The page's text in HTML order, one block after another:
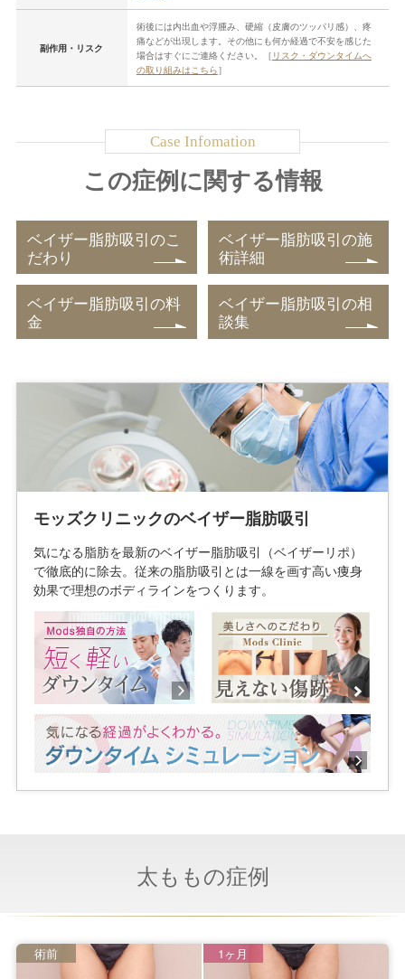
副作用・リスク
術後には内出血や浮腫み、硬縮（皮膚のツッパリ感）、疼
痛などが出現します。その他にも何か経過で不安を感じた
場合はすぐにご連絡ください。［ リスク・ダウンタイムへ
の取り組みはこちら］
この症例に関する情報
ベイザー脂肪吸引のこ
だわり
ベイザー脂肪吸引の施
術詳細
ベイザー脂肪吸引の料
金
ベイザー脂肪吸引の相
談集
モッズクリニックのベイザー脂肪吸引
気になる脂肪を最新のベイザー脂肪吸引（ベイザーリポ）
で徹底的に除去。従来の脂肪吸引とは一線を画す高い痩身
効果で理想のボディラインをつくります。
太ももの症例
術前 1ヶ月